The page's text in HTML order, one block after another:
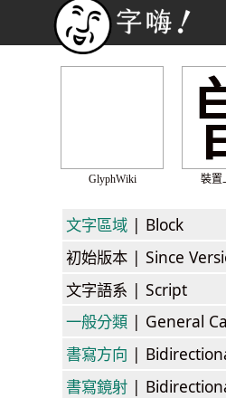
GlyphWiki 裝置
文字區域 | Block
初始版本 | Since
文字語系 | Script
一般分類 | General
書寫方向 |
書寫鏡射 |